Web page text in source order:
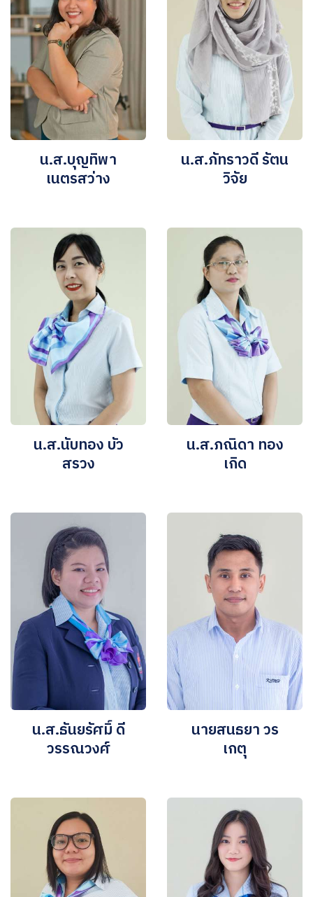
น.ส.บุญทิพา
เนตรสว่าง
น.ส.ภัทราวดี รัตน
วิจัย
น.ส.นับทอง บัว
สรวง
น.ส.ภณิดา ทอง
เกิด
น.ส.ธันยรัศมิ์ ดี
วรรณวงศ์
นายสนธยา วร
เกตุ